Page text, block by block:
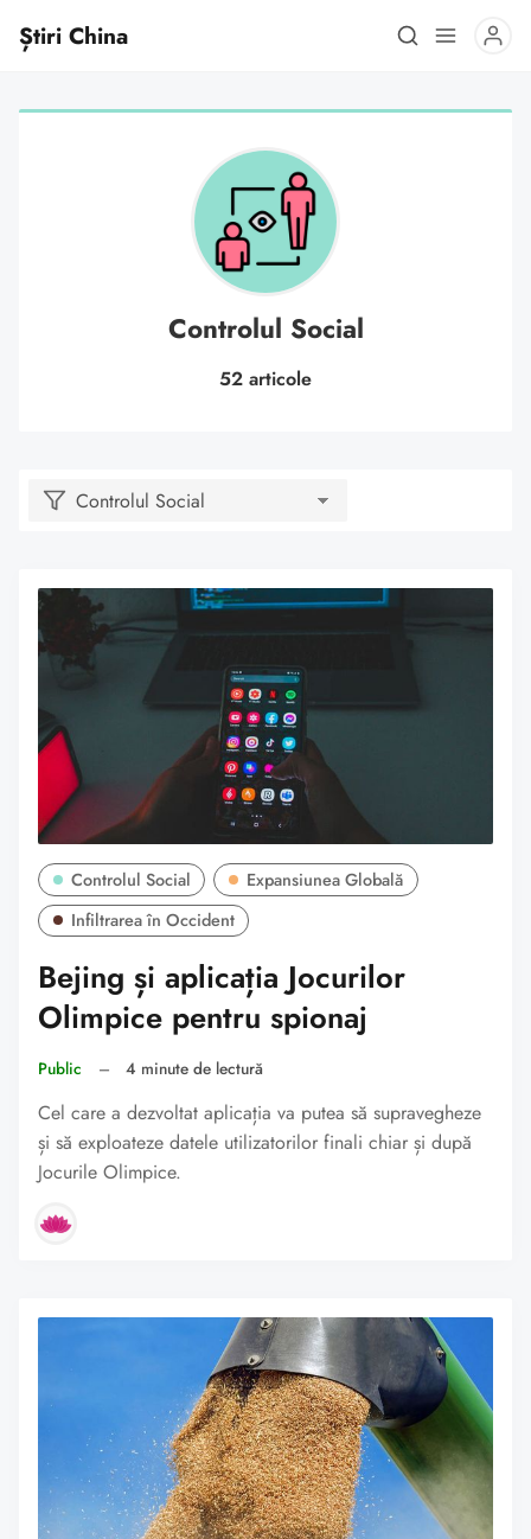
Știri China
Controlul Social
52 articole
Controlul Social
Expansiunea Globală
Infiltrarea în Occident
Bejing și aplicația Jocurilor
Olimpice pentru spionaj
Public – 4 minute de lectură
Cel care a dezvoltat aplicația va putea să supravegheze
și să exploateze datele utilizatorilor finali chiar și după
Jocurile Olimpice.